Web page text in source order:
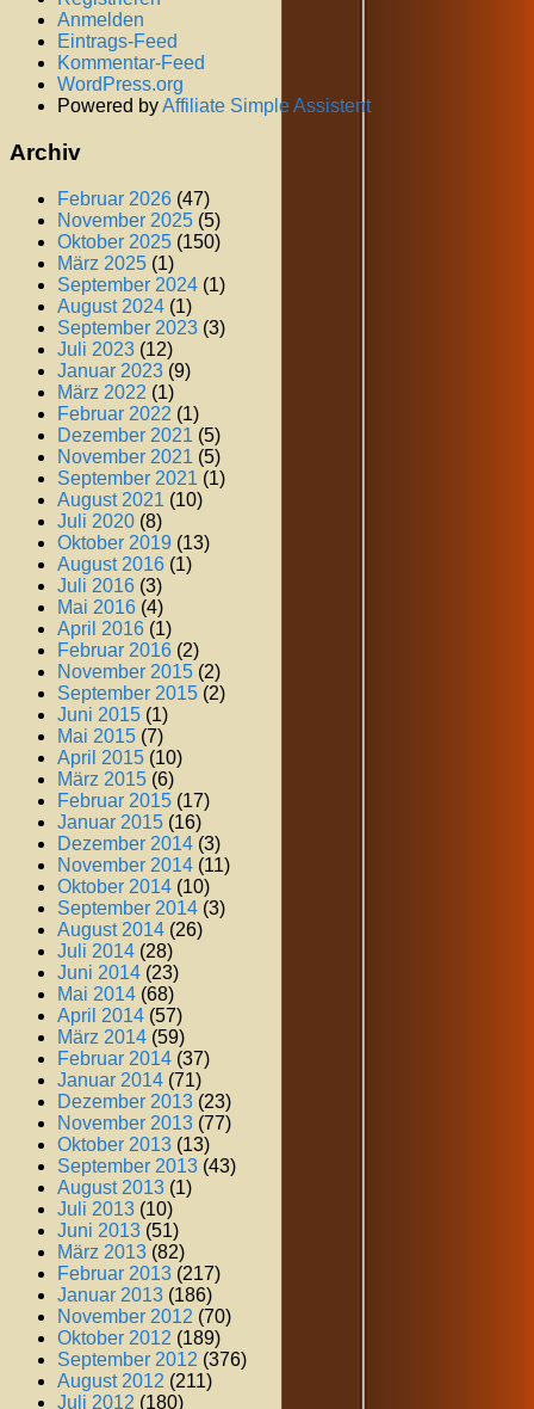
Anmelden
Eintrags-Feed
Kommentar-Feed
WordPress.org
Powered byAffiliate Simple Assistent
Archiv
Februar 2026 (47)
November 2025 (5)
Oktober 2025 (150)
März 2025 (1)
September 2024 (1)
August 2024 (1)
September 2023 (3)
Juli 2023 (12)
Januar 2023 (9)
März 2022 (1)
Februar 2022 (1)
Dezember 2021 (5)
November 2021 (5)
September 2021 (1)
August 2021 (10)
Juli 2020 (8)
Oktober 2019 (13)
August 2016 (1)
Juli 2016 (3)
Mai 2016 (4)
April 2016 (1)
Februar 2016 (2)
November 2015 (2)
September 2015 (2)
Juni 2015 (1)
Mai 2015 (7)
April 2015 (10)
März 2015 (6)
Februar 2015 (17)
Januar 2015 (16)
Dezember 2014 (3)
November 2014 (11)
Oktober 2014 (10)
September 2014 (3)
August 2014 (26)
Juli 2014 (28)
Juni 2014 (23)
Mai 2014 (68)
April 2014 (57)
März 2014 (59)
Februar 2014 (37)
Januar 2014 (71)
Dezember 2013 (23)
November 2013 (77)
Oktober 2013 (13)
September 2013 (43)
August 2013 (1)
Juli 2013 (10)
Juni 2013 (51)
März 2013 (82)
Februar 2013 (217)
Januar 2013 (186)
November 2012 (70)
Oktober 2012 (189)
September 2012 (376)
August 2012 (211)
Juli 2012 (180)